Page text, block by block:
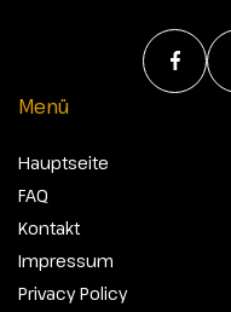
Menü
Hauptseite
FAQ
Kontakt
Impressum
Privacy Policy